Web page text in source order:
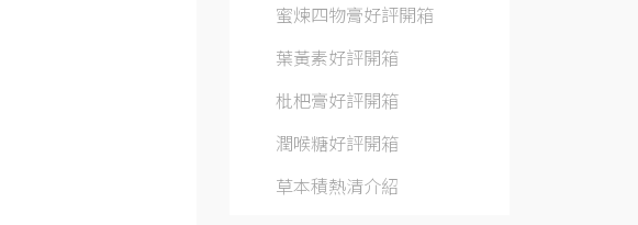
蜜煉四物膏好評開箱
葉黃素好評開箱
枇杷膏好評開箱
潤喉糖好評開箱
草本積熱清介紹